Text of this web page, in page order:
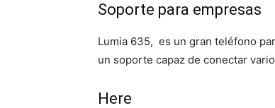
Soporte para empresas
Lumia 635, es un gran teléfono
un soporte capaz de conectar
Here